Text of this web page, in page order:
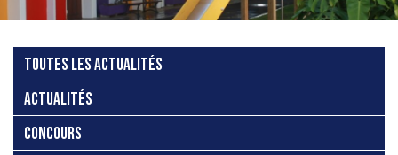
TOUTES LES ACTUALITÉS
ACTUALITÉS
CONCOURS